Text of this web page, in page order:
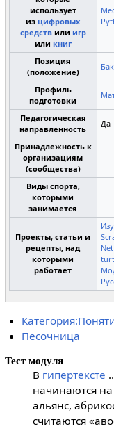
использует
изцифровых
средствили игр
или книг
Позиция
(положение)
Профиль
подготовки
Педагогическая
направленность
Да
Принадлежность к
организациям
(сообщества)
Виды спорта,
которыми
занимается
Проекты, статьи и
рецепты, над
которыми
работает
Песочница
Тест модуля
В гипертексте
начинаются
альянс,
считаются